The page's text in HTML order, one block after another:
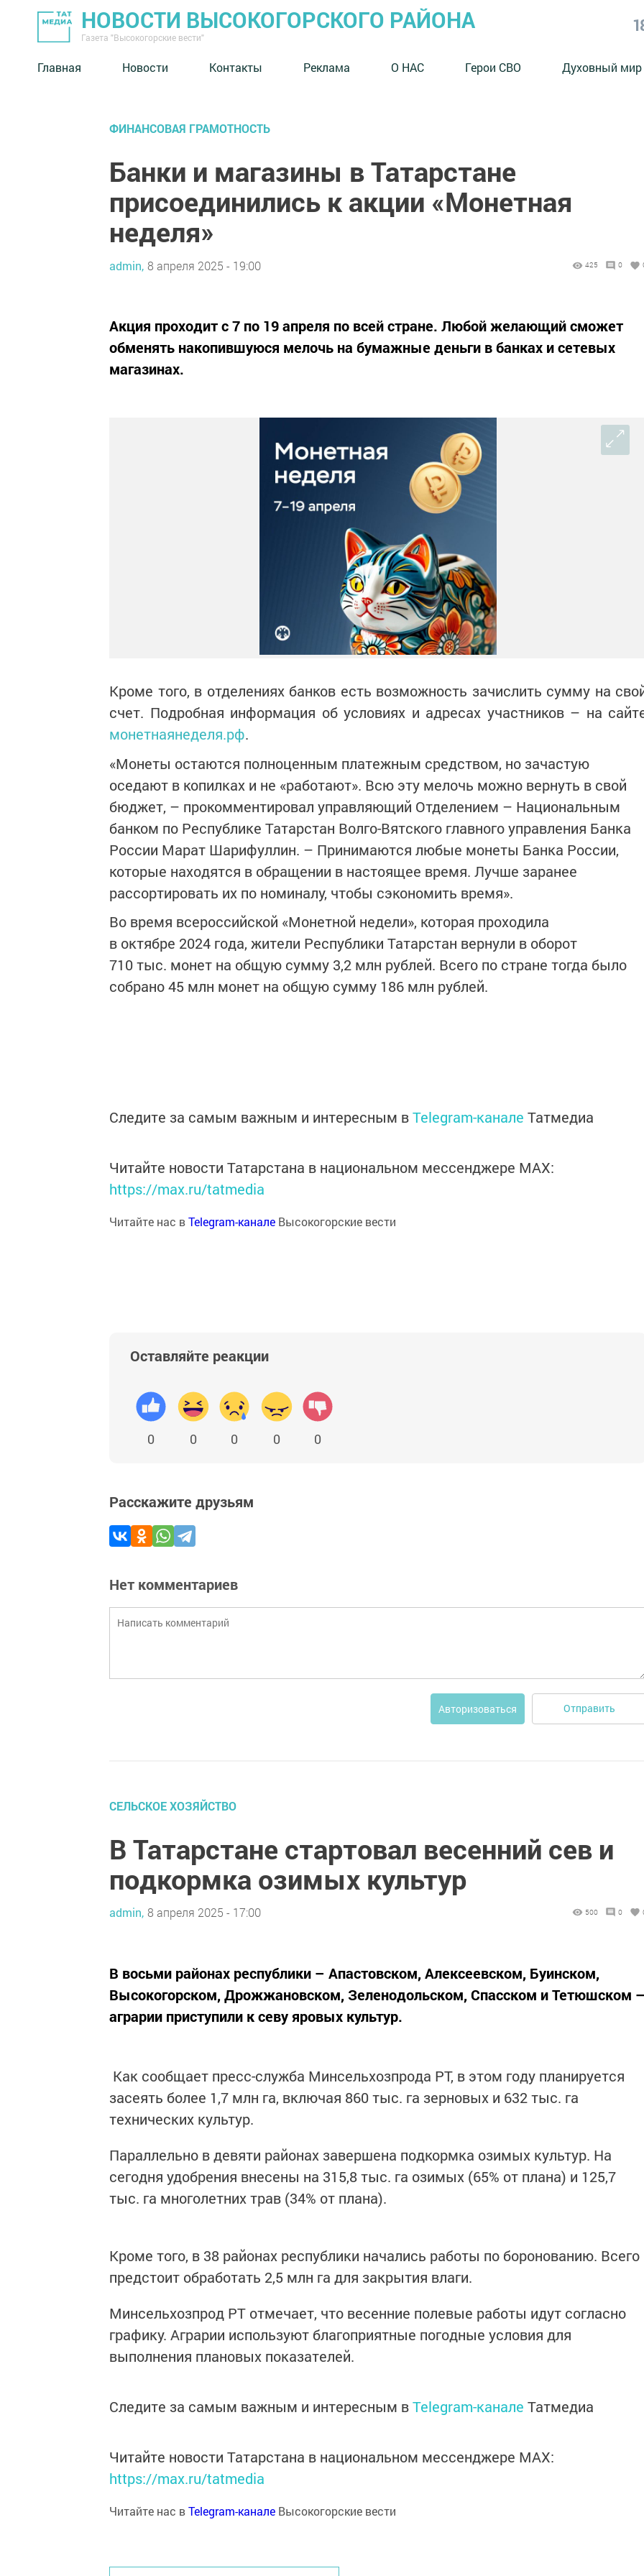
НОВОСТИ ВЫСОКОГОРСКОГО РАЙОНА
Газета "Высокогорские вести"
Главная Новости Контакты Реклама О НАС Герои СВО Духовный мир
ФИНАНСОВАЯ ГРАМОТНОСТЬ
Банки и магазины в Татарстане
присоединились к акции «Монетная
неделя»
admin, 8 апреля 2025 - 19:00 425 0
Акция проходит с 7 по 19 апреля по всей стране. Любой желающий сможет
обменять накопившуюся мелочь на бумажные деньги в банках и сетевых
магазинах.
Кроме того, в отделениях банков есть возможность зачислить сумму на
счет. Подробная информация об условиях и адресах участников – на
монетнаянеделя.рф.
«Монеты остаются полноценным платежным средством, но зачастую
оседают в копилках и не «работают». Всю эту мелочь можно вернуть в свой
бюджет, – прокомментировал управляющий Отделением – Национальным
банком по Республике Татарстан Волго-Вятского главного управления Банка
России Марат Шарифуллин. – Принимаются любые монеты Банка России,
которые находятся в обращении в настоящее время. Лучше заранее
рассортировать их по номиналу, чтобы сэкономить время».
Во время всероссийской «Монетной недели», которая проходила
в октябре 2024 года, жители Республики Татарстан вернули в оборот
710 тыс. монет на общую сумму 3,2 млн рублей. Всего по стране тогда было
собрано 45 млн монет на общую сумму 186 млн рублей.
Следите за самым важным и интересным вTelegram-канале Татмедиа
Читайте новости Татарстана в национальном мессенджере MАХ:
https://max.ru/tatmedia
Читайте нас вTelegram-канале Высокогорские вести
Оставляйте реакции
0 0 0 0 0
Расскажите друзьям
Нет комментариев
Авторизоваться Отправить
СЕЛЬСКОЕ ХОЗЯЙСТВО
В Татарстане стартовал весенний сев и
подкормка озимых культур
admin, 8 апреля 2025 - 17:00 500 0
В восьми районах республики – Апастовском, Алексеевском, Буинском,
Высокогорском, Дрожжановском, Зеленодольском, Спасском и Тетюшском
аграрии приступили к севу яровых культур.
Как сообщает пресс-служба Минсельхозпрода РТ, в этом году планируется
засеять более 1,7 млн га, включая 860 тыс. га зерновых и 632 тыс. га
технических культур.
Параллельно в девяти районах завершена подкормка озимых культур. На
сегодня удобрения внесены на 315,8 тыс. га озимых (65% от плана) и 125,7
тыс. га многолетних трав (34% от плана).
Кроме того, в 38 районах республики начались работы по боронованию. Всего
предстоит обработать 2,5 млн га для закрытия влаги.
Минсельхозпрод РТ отмечает, что весенние полевые работы идут согласно
графику. Аграрии используют благоприятные погодные условия для
выполнения плановых показателей.
Следите за самым важным и интересным вTelegram-канале Татмедиа
Читайте новости Татарстана в национальном мессенджере MАХ:
https://max.ru/tatmedia
Читайте нас вTelegram-канале Высокогорские вести